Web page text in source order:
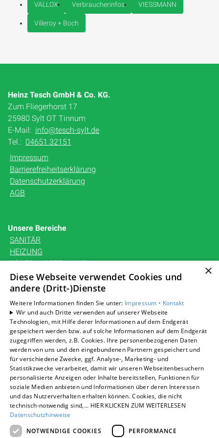
VALLOX Verbraucherinfos VIESSMANN
Villeroy + Boch
Heinz Tesch GmbH & Co. KG.
Zum Fliegerhorst 17
25980 Sylt OT Tinnum
E-Mail: info@tesch-sylt.de
Tel.: 04651 32151
Impressum
Barrierefreiheitserklärung
Datenschutzerklärung
AGB
Unsere Bereiche
SANITÄR
HEIZUNG
BÄDERAUSSTELLUNG
KARRIERE
UNTERNEHMEN
KONTAKT
Um externe HTML-Inhalte anzuzeigen, benötigen wir
Ihre Einwilligung.
Weitere Informationen finden Sie in unserer
Datenschutzerklärung.
Cookie-Einstellungen öffnen
×
Diese Webseite verwendet Cookies und
andere (Dritt-)Dienste
Weitere Informationen finden Sie unter: Impressum • Kontakt
Wir und auch Dritte verwenden auf unserer Webseite
Technologien, mit Hilfe derer Informationen auf dem Endgerät
gespeichert werden bzw. auf solche Informationen auf dem Endgerät
zugegriffen werden, z.B. Cookies. Ihre personenbezogenen Daten
werden von uns und den eingebundenen Partnern gespeichert und
für verschiedene Zwecke, ggf. Analyse-, Marketing- und
Statistikzwecke verarbeitet, damit wir unseren Webseitenbesuchern
personalisierte Anzeigen oder Inhalte bereitstellen, Funktionen für
soziale Medien anbieten und Informationen über deren Interessen
und das Nutzerverhalten erhalten können. Cookies, die nicht
technisch-notwendig sind,... HIER KLICKEN ZUM WEITERLESEN
Datenschutzhinweise
NOTWENDIGE COOKIES
PERFORMANCE